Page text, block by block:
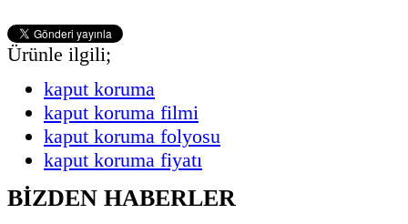
Ürünle ilgili;
kaput koruma
kaput koruma filmi
kaput koruma folyosu
kaput koruma fiyatı
BİZDEN HABERLER